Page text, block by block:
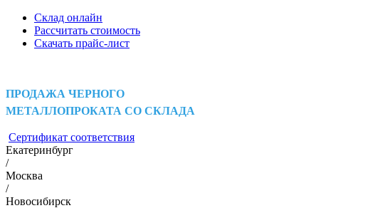
Склад онлайн
Рассчитать стоимость
Скачать прайс-лист
ПРОДАЖА ЧЕРНОГО
МЕТАЛЛОПРОКАТА СО СКЛАДА
Сертификат соответствия
Екатеринбург
/
Москва
/
Новосибирск